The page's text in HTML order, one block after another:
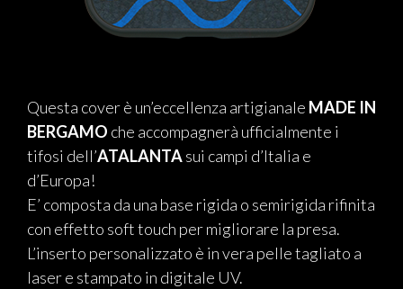
Questa cover è un’eccellenza artigianale MADE IN
BERGAMO che accompagnerà ufficialmente i
tifosi dell’ATALANTAsui campi d’Italia e
d’Europa!
E’ composta da una base rigida o semirigida rifinita
con effetto soft touch per migliorare la presa.
L’inserto personalizzato è in vera pelle tagliato a
laser e stampato in digitale UV.